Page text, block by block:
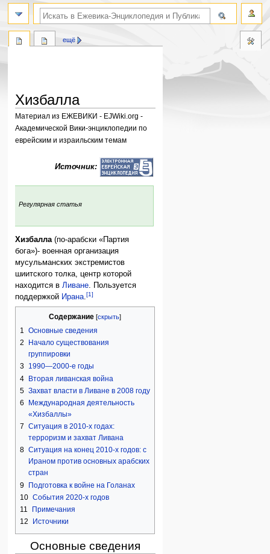
Хизбалла
Материал из ЕЖЕВИКИ - EJWiki.org -
Академической Вики-энциклопедии по
еврейским и израильским темам
Источник:
Регулярная статья
Хизбалла (по-арабски «Партия
бога»)- военная организация
мусульманских экстремистов
шиитского толка, центр которой
находится в Ливане . Пользуется
поддержкой Ирана.[1]
Содержание
1 Основные сведения
2
Начало существования
группировки
3 1990—2000-е годы
4 Вторая ливанская война
5 Захват власти в Ливане в 2008 году
6
Международная деятельность
«Хизбаллы»
7 Ситуация в 2010-х годах:
терроризм и захват Ливана
8 Ситуация на конец 2010-х годов: с
Ираном против основных арабских
стран
9 Подготовка к войне на Голанах
10 События 2020-х годов
11
Примечания
12
Источники
Основные сведения
ещё
поиск по словам